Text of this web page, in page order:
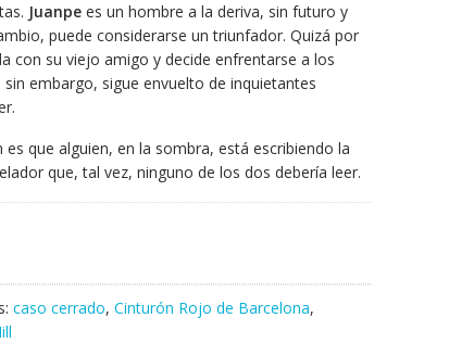
Juanpe es un hombre a la deriva, sin futuro y
puede considerarse un triunfador. Quizá por
con su viejo amigo y decide enfrentarse a los
sin embargo, sigue envuelto de inquietantes
es que alguien, en la sombra, está escribiendo la
que, tal vez, ninguno de los dos debería leer.
caso cerrado, Cinturón Rojo de Barcelona,